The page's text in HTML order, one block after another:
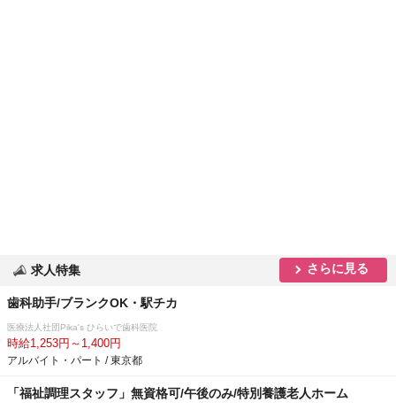
求人特集 さらに見る
歯科助手/ブランクOK・駅チカ
医療法人社団Pika's ひらいで歯科医院
時給1,253円～1,400円
アルバイト・パート / 東京都
「福祉調理スタッフ」無資格可/午後のみ/特別養護老人ホーム